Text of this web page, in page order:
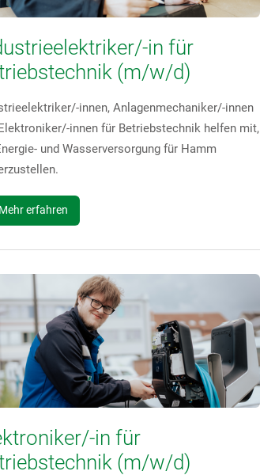
in für
(m/w/d)
innen, Anlagenmechaniker/-innen
innen für Betriebstechnik helfen mit,
und Wasserversorgung für Hamm
Mehr erfahren
in für
(m/w/d)